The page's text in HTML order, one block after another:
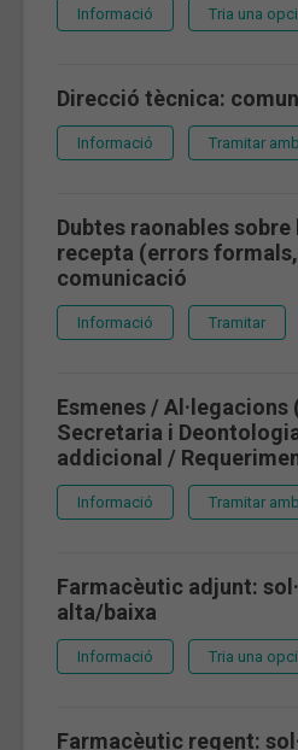
Informació Tria una
Direcció tècnica:
Informació Tramitar
Dubtes raonables
recepta (errors
comunicació
Informació Tramitar
Esmenes /
Secretaria i
addicional /
Informació Tramitar
Farmacèutic adjunt:
alta/baixa
Informació Tria una
Farmacèutic regent: